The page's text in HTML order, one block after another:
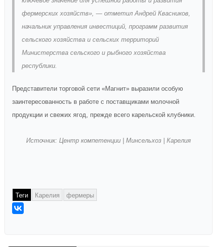
фермерских хозяйств», — отметил Андрей Квасников,
начальник управления инвестиций, программ развития
сельского хозяйства и сельских территорий
Министерства сельского и рыбного хозяйства
республики.
Представители торговой сети «Магнит» выразили особую
заинтересованность в работе с поставщиками молочной
продукции и свежих ягод, прежде всего карельской клубники.
Источник: Центр компетенции | Минсельхоз | Карелия
Теги Карелия фермеры